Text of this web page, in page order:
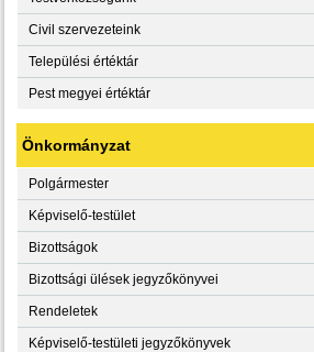
Civil szervezeteink
Települési értéktár
Pest megyei értéktár
Önkormányzat
Polgármester
Képviselő-testület
Bizottságok
Bizottsági ülések jegyzőkönyvei
Rendeletek
Képviselő-testületi jegyzőkönyvek